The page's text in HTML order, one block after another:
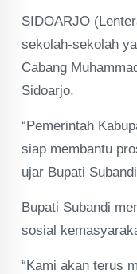
SIDOARJO
sekolah-sekolah
Cabang
Sidoarjo.
“Pemerintah
siap membantu
ujar Bupati
Bupati Subandi
sosial
“Kami akan terus